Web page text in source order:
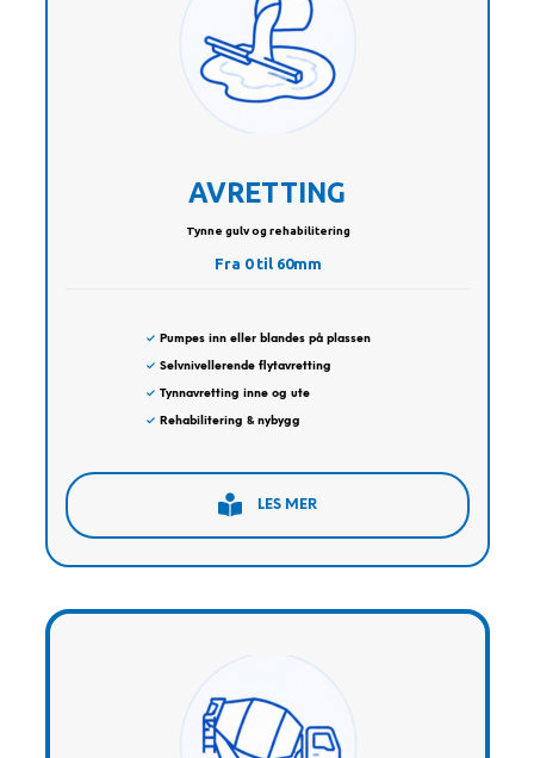
AVRETTING
Tynne gulv og rehabilitering
Fra 0 til 60mm
✓ Pumpes inn eller blandes på plassen
✓ Selvnivellerende flytavretting
✓ Tynnavretting inne og ute
✓ Rehabilitering & nybygg
LES MER